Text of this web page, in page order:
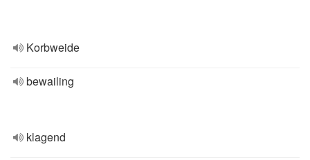
Korbweide
bewailing
klagend